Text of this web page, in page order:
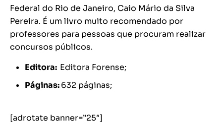
Federal do Rio de Janeiro, Caio Mário da Silva
Pereira. É um livro muito recomendado por
professores para pessoas que procuram realizar
concursos públicos.
Editora: ‎ Editora Forense;
Páginas:632 páginas;
[adrotate banner=”25″]